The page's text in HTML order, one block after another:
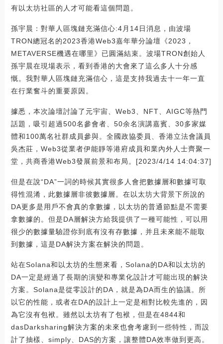
有以太坊社區的人才可能看這個問題。
孫宇晨：對華人區塊鏈充滿信心:4月14日消息，由波場
TRON總冠名的2023香港Web3嘉年華分論壇《2023，
METAVERSE機遇在哪里》已圓滿結束。波場TRON創始人
孫宇晨在現場表示，看到香港的大會來了這么多人十分感
慨。我對華人區塊鏈充滿信心，這是支持我過去十一年一直
在行業奮斗的重要原因。
據悉，本次論壇討論了元宇宙、Web3、NFT、AIGC等熱門
話題，吸引超過500名參會者、50余名演講嘉賓、30多家媒
體和100萬名社群成員參與。全國政協委員、香港立法會議員
吳杰莊，Web3從業者伊能靜等港府成員和業內外人士齊聚一
堂，共商香港Web3發展前景和布局。[2023/4/14 14:04:37]
但是在說“DA”一詞的時候其實很多人會把數據層和數據可取
得性混淆，此數據層非彼數據層。在以太坊大背景下所說的
DA更多是用戶不會真的拿數據，以太坊的普通節點是不需要
拿數據的。但是DA層解決方給我提供了一種可能性，可以用
很少的數據量驗證你到底有沒有存數據，并且未來能不能取
到數據，這是DA解決方案在解決的問題。
站在Solana和以太坊的生態來看，Solana的DA和以太坊的
DA一定是經過了長期的演變和專業化設計才可能出現的解決
方案。Solana是從零設計的DA，就是為DA而生的協議。所
以它的性能，或者在DA的設計上一定是相對比較先進的，因
為它沒有包袱。雖然以太坊有了包袱，但是在4844和
dasDarksharing解決方案的未來也會考慮到一些特性，而設
計了抽樣、simply、DAS的方案，讓整體DA效率做到更高。